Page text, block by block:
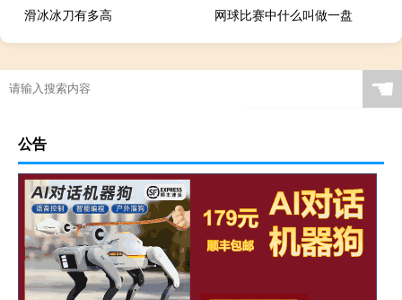
滑冰冰刀有多高 网球比赛中什么叫做一盘
☚
公告